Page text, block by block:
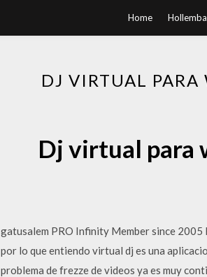
Home
DJ VIRTUAL
Dj virtual para
gatusalem PRO Infinity Member since 2005
por lo que entiendo virtual dj es una
problema de frezze de videos ya es muy